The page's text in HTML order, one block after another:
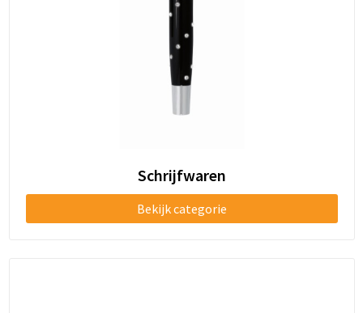
Schrijfwaren
Bekijk categorie